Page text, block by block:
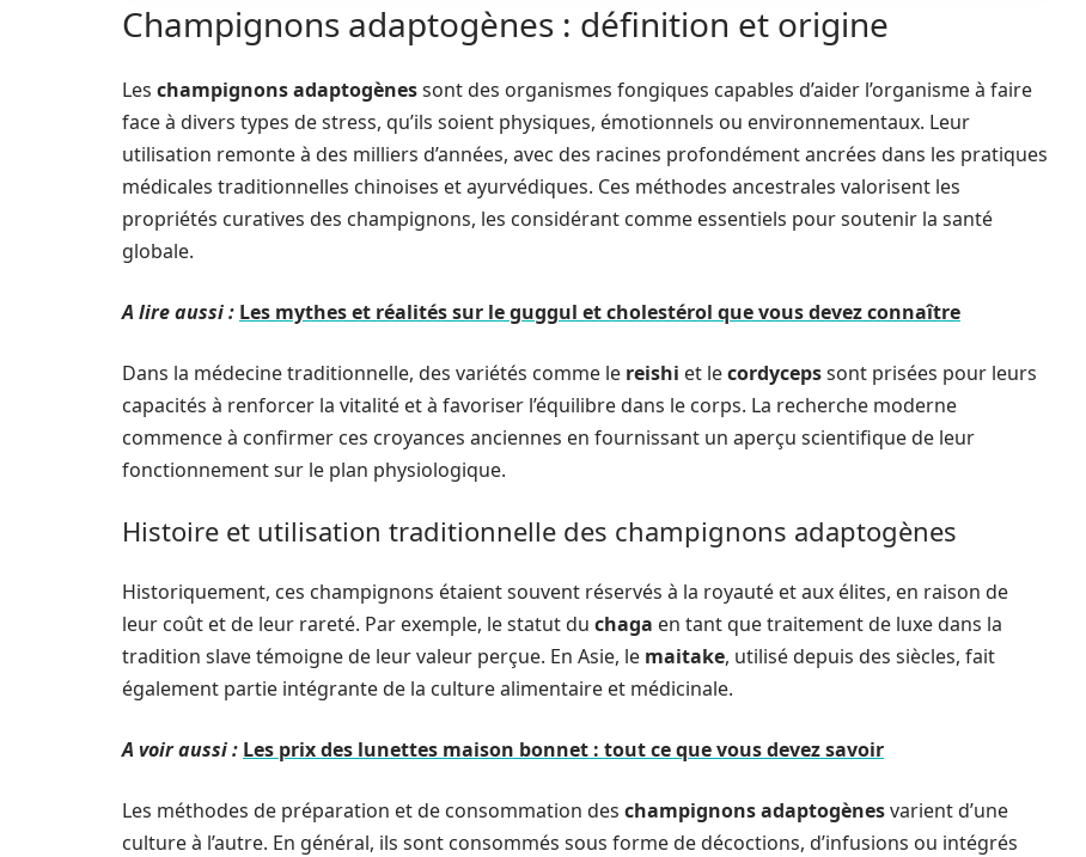
Champignons adaptogènes : définition et origine
Les champignons adaptogènessont des organismes fongiques capables d’aider l’organisme à faire
face à divers types de stress, qu’ils soient physiques, émotionnels ou environnementaux. Leur
utilisation remonte à des milliers d’années, avec des racines profondément ancrées dans les pratiques
médicales traditionnelles chinoises et ayurvédiques. Ces méthodes ancestrales valorisent les
propriétés curatives des champignons, les considérant comme essentiels pour soutenir la santé
globale.
A lire aussi : Les mythes et réalités sur le guggul et cholestérol que vous devez connaître
Dans la médecine traditionnelle, des variétés comme le reishi et lecordycepssont prisées pour leurs
capacités à renforcer la vitalité et à favoriser l’équilibre dans le corps. La recherche moderne
commence à confirmer ces croyances anciennes en fournissant un aperçu scientifique de leur
fonctionnement sur le plan physiologique.
Histoire et utilisation traditionnelle des champignons adaptogènes
Historiquement, ces champignons étaient souvent réservés à la royauté et aux élites, en raison de
leur coût et de leur rareté. Par exemple, le statut du chaga en tant que traitement de luxe dans la
tradition slave témoigne de leur valeur perçue. En Asie, le maitake, utilisé depuis des siècles, fait
également partie intégrante de la culture alimentaire et médicinale.
A voir aussi : Les prix des lunettes maison bonnet : tout ce que vous devez savoir
Les méthodes de préparation et de consommation des champignons adaptogènesvarient d’une
culture à l’autre. En général, ils sont consommés sous forme de décoctions, d’infusions ou intégrés